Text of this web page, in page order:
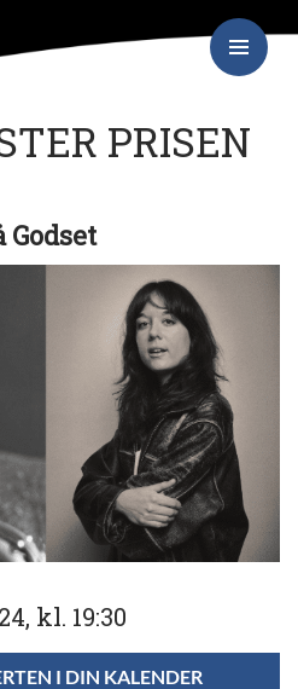
PRISEN
kl. 19:30
I DIN KALENDER